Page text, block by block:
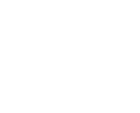
base de 49 commentaires : 4,86 sur 5